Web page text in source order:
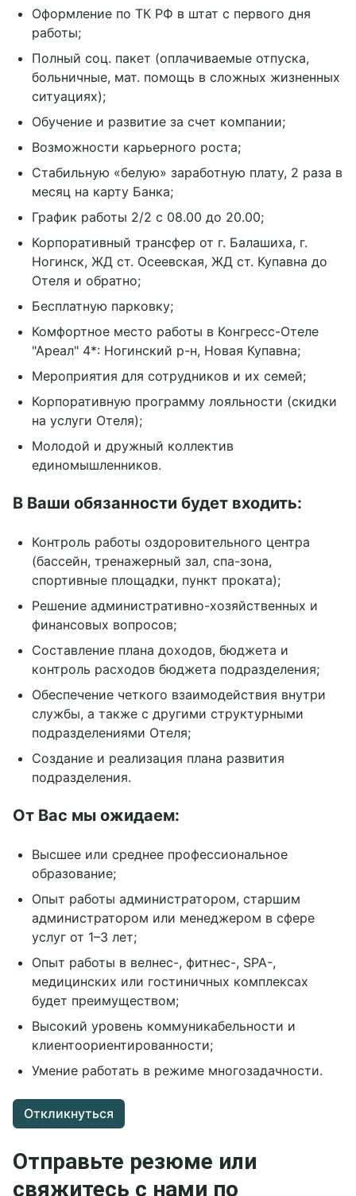
bron@areal-hotel.ru
Telegram chat
MAX
Оформление по ТК РФ в штат с первого дня
работы;
Полный соц. пакет (оплачиваемые отпуска,
больничные, мат. помощь в сложных жизненных
ситуациях);
Обучение и развитие за счет компании;
Возможности карьерного роста;
Стабильную «белую» заработную плату, 2 раза в
месяц на карту Банка;
График работы 2/2 с 08.00 до 20.00;
Корпоративный трансфер от г. Балашиха, г.
Ногинск, ЖД ст. Осеевская, ЖД ст. Купавна до
Отеля и обратно;
Бесплатную парковку;
Комфортное место работы в Конгресс-Отеле
"Ареал" 4*: Ногинский р-н, Новая Купавна;
Мероприятия для сотрудников и их семей;
Корпоративную программу лояльности (скидки
на услуги Отеля);
Молодой и дружный коллектив
единомышленников.
В Ваши обязанности будет входить:
Контроль работы оздоровительного центра
(бассейн, тренажерный зал, спа-зона,
спортивные площадки, пункт проката);
Решение административно-хозяйственных и
финансовых вопросов;
Составление плана доходов, бюджета и
контроль расходов бюджета подразделения;
Обеспечение четкого взаимодействия внутри
службы, а также с другими структурными
подразделениями Отеля;
Создание и реализация плана развития
подразделения.
От Вас мы ожидаем:
Высшее или среднее профессиональное
образование;
Опыт работы администратором, старшим
администратором или менеджером в сфере
услуг от 1–3 лет;
Опыт работы в велнес-, фитнес-, SPA-,
медицинских или гостиничных комплексах
будет преимуществом;
Высокий уровень коммуникабельности и
клиентоориентированности;
Умение работать в режиме многозадачности.
Откликнуться
Отправьте резюме или
свяжитесь с нами по